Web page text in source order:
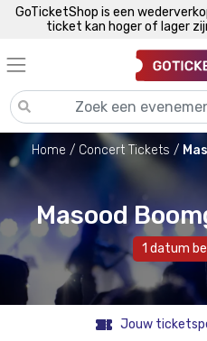
GoTicketShop is een
ticket kan hoger of lager
Home Concert Tickets
Masood
1 datum
Jouw